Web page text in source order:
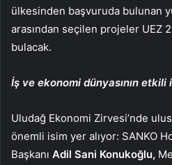
ülkesinden başvuruda bulunan
arasından seçilen projeler UEZ
bulacak.
İş ve ekonomi dünyasının
Uludağ Ekonomi Zirvesi’nde
önemli isim yer alıyor: SANKO
Başkanı Adil Sani Konukoğlu,